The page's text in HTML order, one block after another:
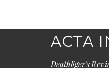
ACTA
Deathliger's